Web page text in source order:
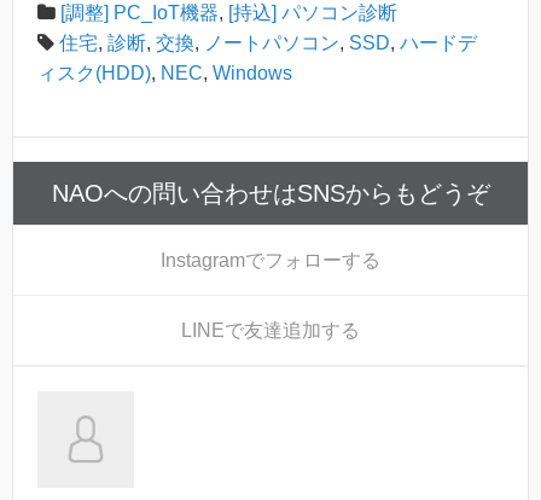
[調整] PC_IoT機器, [持込] パソコン診断
住宅, 診断, 交換, ノートパソコン, SSD, ハードデ
ィスク(HDD), NEC, Windows
NAOへの問い合わせはSNSからもどうぞ
Instagramでフォローする
LINEで友達追加する